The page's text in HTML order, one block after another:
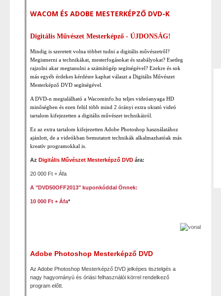
WACOM ÉS ADOBE MESTERKÉPZŐ DVD-K
Digitális Művészet Mesterképző - ÚJDONSÁG!
Mindig is szeretett volna többet tudni a digitális művészetről?
Megismerni a technikákat, mesterfogásokat és szabályokat? Esetleg
rajzolni akar megtanulni a számítógép segítségével? Ezekre és sok
más egyéb érdekes kérdésre kaphat választ a Digitális Művészet
Mesterképző DVD segítségével.
A DVD-n megtalálható a Wacominfo.hu teljes videóanyaga HD
minőségben és ezen felül több mind 2 órányi extra oktató videó
tartalom kifejezetten a digitális művészet technikáiról.
Ez az extra tartalom kifejezetten Adobe Photoshop használatához
ajánlott, de a videókban bemutatott technikák alkalmazhatóak más
kreatív programokkal is.
Az Digitális Művészet Mesterképző DVD ára:
20 000 Ft + Áfa
A "DVD50OFF2013" kuponkóddal Önnek:
10 000 Ft + Áfa*
Adobe Photoshop Mesterképző DVD
Az Adobe Photoshop Mesterképző DVD jelképes tisztelgés a
nagy hagyományú és óriási felhasználói körrel rendelkező
program előtt.